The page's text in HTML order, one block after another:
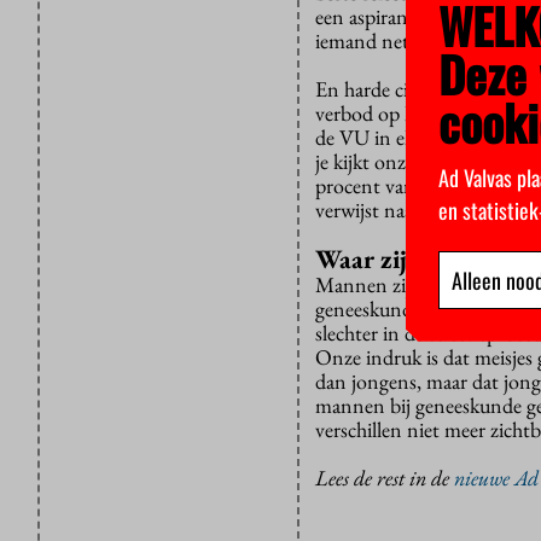
een aspirant-student
iemand net in een dip zit.
En harde cijfers heeft ze
verbod op loting en die
de VU in elk geval niet
je kijkt onze collegezaal en
procent van de eerstejaars
verwijst naar de CBS-
Waar zijn de
Mannen zijn een veel
geneeskunde is vrouw.
slechter in de
Onze indruk is dat
dan jongens, maar dat
mannen bij geneeskunde
verschillen niet meer
Lees de rest in denieuwe
Ad Valvas
en
Alleen